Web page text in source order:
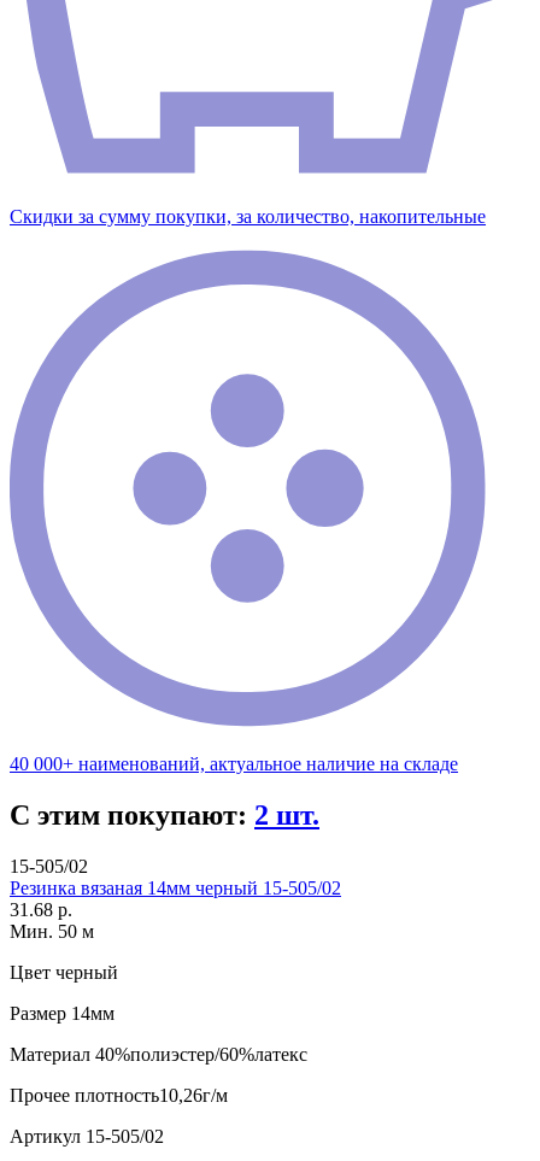
Скидки за сумму покупки, за количество, накопительные
40 000+ наименований, актуальное наличие на складе
С этим покупают: 2 шт.
15-505/02
Резинка вязаная 14мм черный 15-505/02
31.68 р.
Мин. 50 м
Цвет черный
Размер 14мм
Материал 40%полиэстер/60%латекс
Прочее плотность10,26г/м
Артикул 15-505/02